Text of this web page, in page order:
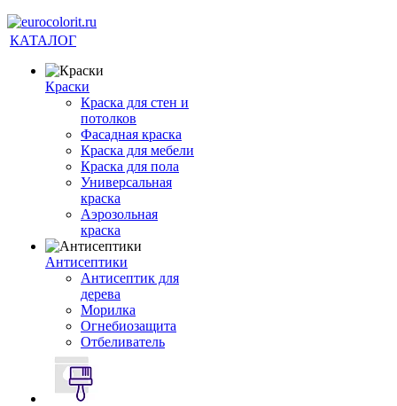
КАТАЛОГ
Краски
Краска для стен и
потолков
Фасадная краска
Краска для мебели
Краска для пола
Универсальная
краска
Аэрозольная
краска
Антисептики
Антисептик для
дерева
Морилка
Огнебиозащита
Отбеливатель